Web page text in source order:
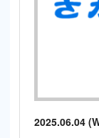
2025.06.04